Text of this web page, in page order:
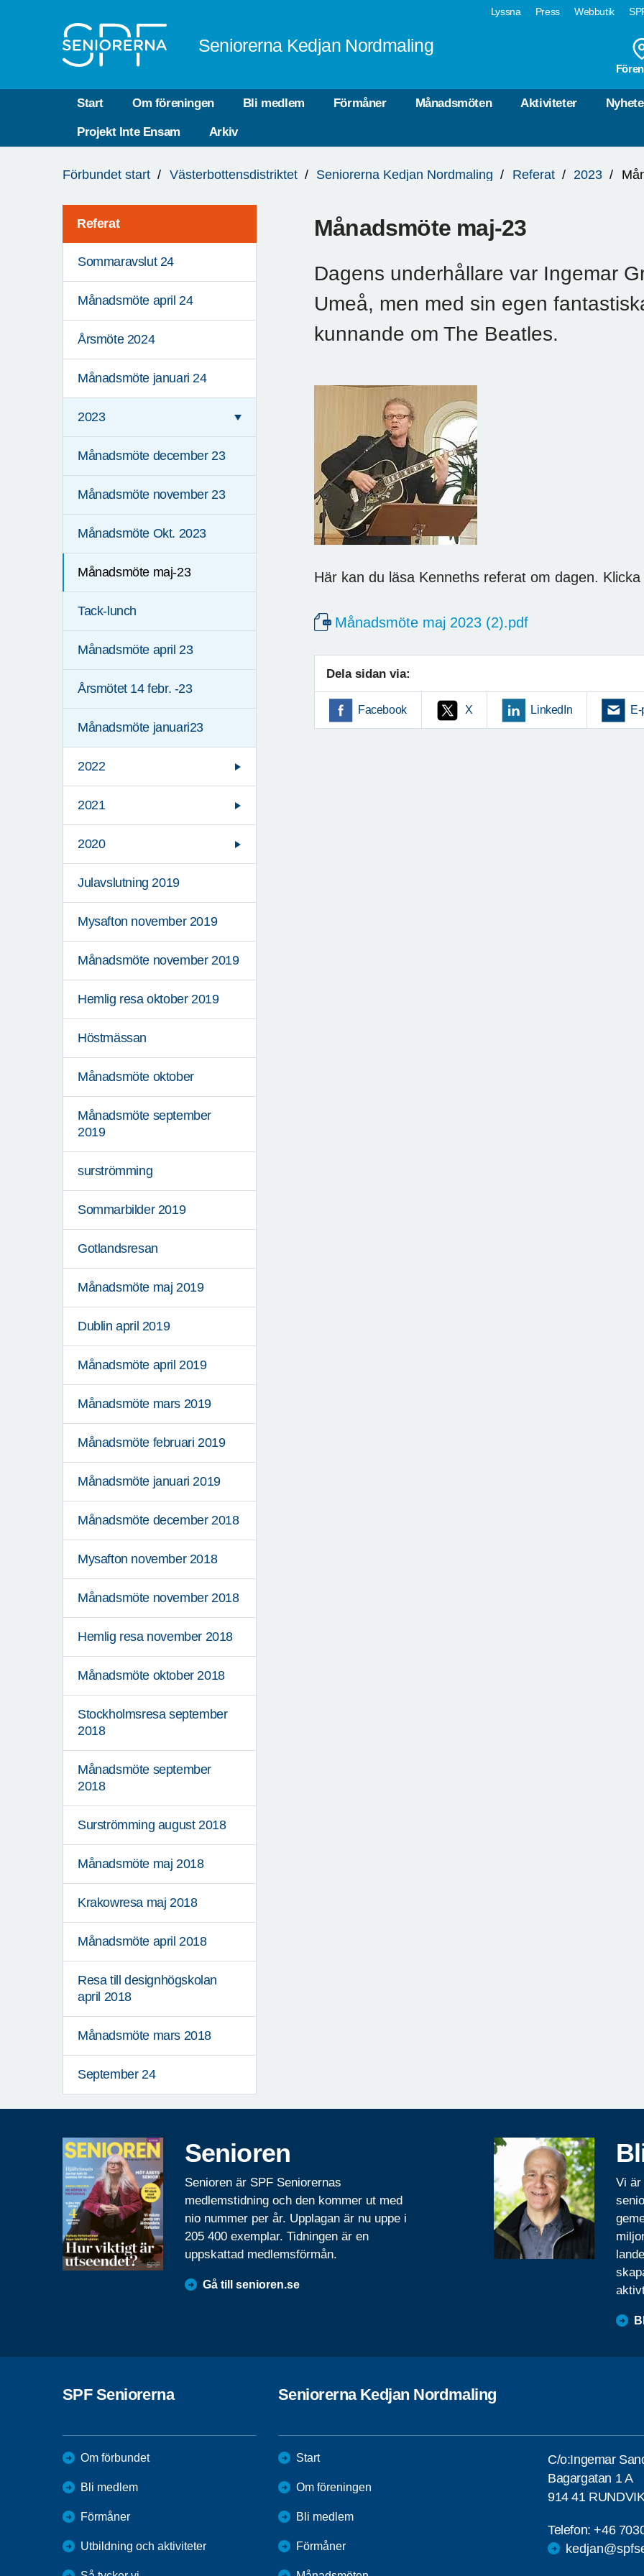
Lyssna Press Webbutik
Seniorerna Kedjan Nordmaling
Start Om föreningen Bli medlem Förmåner Månadsmöten Aktiviteter
Projekt Inte Ensam Arkiv
är
Förbundet start Västerbottensdistriktet Seniorerna Kedjan Nordmaling Referat 2023
Referat
Sommaravslut 24
Månadsmöte april 24
Årsmöte 2024
Månadsmöte januari 24
2023
Månadsmöte december 23
Månadsmöte november 23
Månadsmöte Okt. 2023
Månadsmöte maj-23
Tack-lunch
Månadsmöte april 23
Årsmötet 14 febr. -23
Månadsmöte januari23
2022
2021
2020
Julavslutning 2019
Mysafton november 2019
Månadsmöte november 2019
Hemlig resa oktober 2019
Höstmässan
Månadsmöte oktober
Månadsmöte september
2019
surströmming
Sommarbilder 2019
Gotlandsresan
Månadsmöte maj 2019
Dublin april 2019
Månadsmöte april 2019
Månadsmöte mars 2019
Månadsmöte februari 2019
Månadsmöte januari 2019
Månadsmöte december 2018
Mysafton november 2018
Månadsmöte november 2018
Hemlig resa november 2018
Månadsmöte oktober 2018
Stockholmsresa september
2018
Månadsmöte september
2018
Surströmming august 2018
Månadsmöte maj 2018
Krakowresa maj 2018
Månadsmöte april 2018
Resa till designhögskolan
april 2018
Månadsmöte mars 2018
September 24
Månadsmöte maj-23
Dagens underhållare var Ingemar
Umeå, men med sin egen
kunnande om The Beatles.
Här kan du läsa Kenneths referat om dagen.
Månadsmöte maj 2023 (2).pdf
Dela sidan via:
Facebook X LinkedIn
Senioren
Senioren är SPF Seniorernas
medlemstidning och den kommer ut med
nio nummer per år. Upplagan är nu uppe i
205 400 exemplar. Tidningen är en
uppskattad medlemsförmån.
Gå till senioren.se
Vi är
SPF Seniorerna
Om förbundet
Bli medlem
Förmåner
Utbildning och aktiviteter
Seniorerna Kedjan Nordmaling
Start
Om föreningen
Bli medlem
Förmåner
C/o:Ingemar
Bagargatan 1 A
914 41
Telefon:+46